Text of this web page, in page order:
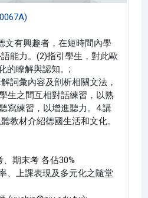
文有興趣者，在短時間內學
能力。(2)指引學生，對此歐
的瞭解與認知。;
詞彙內容及剖析相關文法，
生之間互相對話練習，以熟
寫練習，以增進聽力。4.講
教材介紹德國生活和文化。
期末考 各佔30%
、上課表現及多元化之隨堂